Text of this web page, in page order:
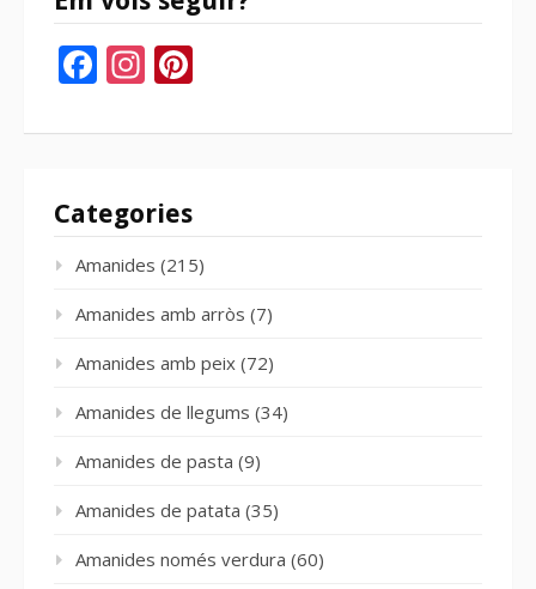
Facebook
Instagram
Categories
Amanides (215)
Amanides amb arròs (7)
Amanides amb peix (72)
Amanides de llegums (34)
Amanides de pasta (9)
Amanides de patata (35)
Amanides només verdura (60)